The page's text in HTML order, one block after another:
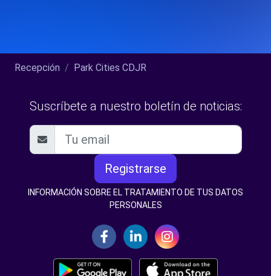
Recepción Park Cities CDJR
Suscríbete a nuestro boletín de noticias:
Registrarse
INFORMACIÓN SOBRE EL TRATAMIENTO DE TUS DATOS
PERSONALES